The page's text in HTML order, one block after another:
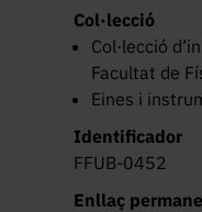
Col·lecció
Col·lecció
Facultat de
Eines i
Identificador
FFUB-0452
Enllaç